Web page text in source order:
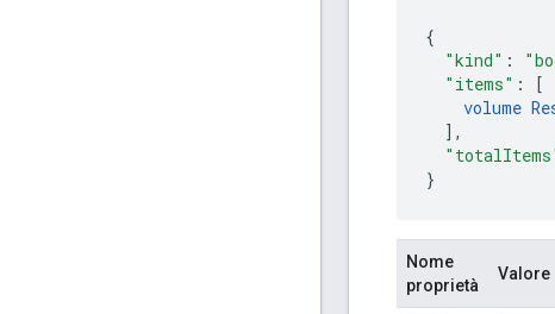
{
"kind" :
"items" :
[
volume
],
}
Nome
proprietà
Valore